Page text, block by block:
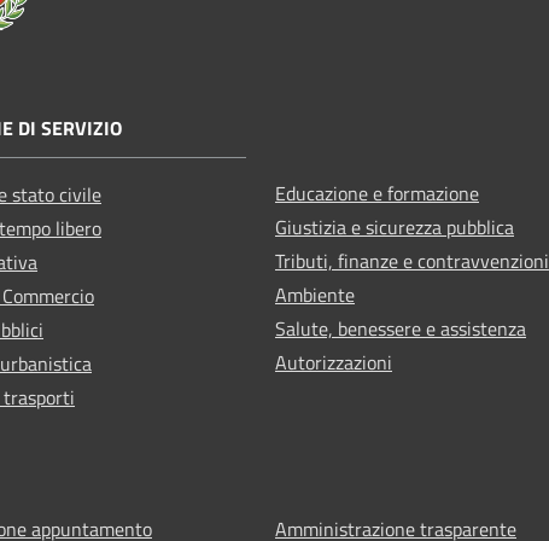
DI SERVIZIO
stato civile
libero
Educazione e formazione
Giustizia e sicurezza pubblica
Tributi, finanze e contravvenzioni
Ambiente
Salute, benessere e assistenza
Autorizzazioni
appuntamento Amministrazione trasparente